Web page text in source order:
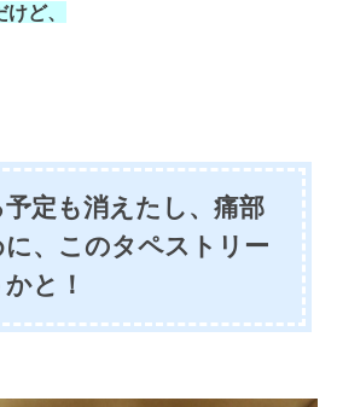
ど、
定も消えたし、痛部
、このタペストリー
と！